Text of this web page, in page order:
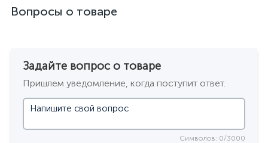
Вопросы о товаре
Задайте вопрос о товаре
Пришлем уведомление, когда поступит ответ.
Символов: 0/3000